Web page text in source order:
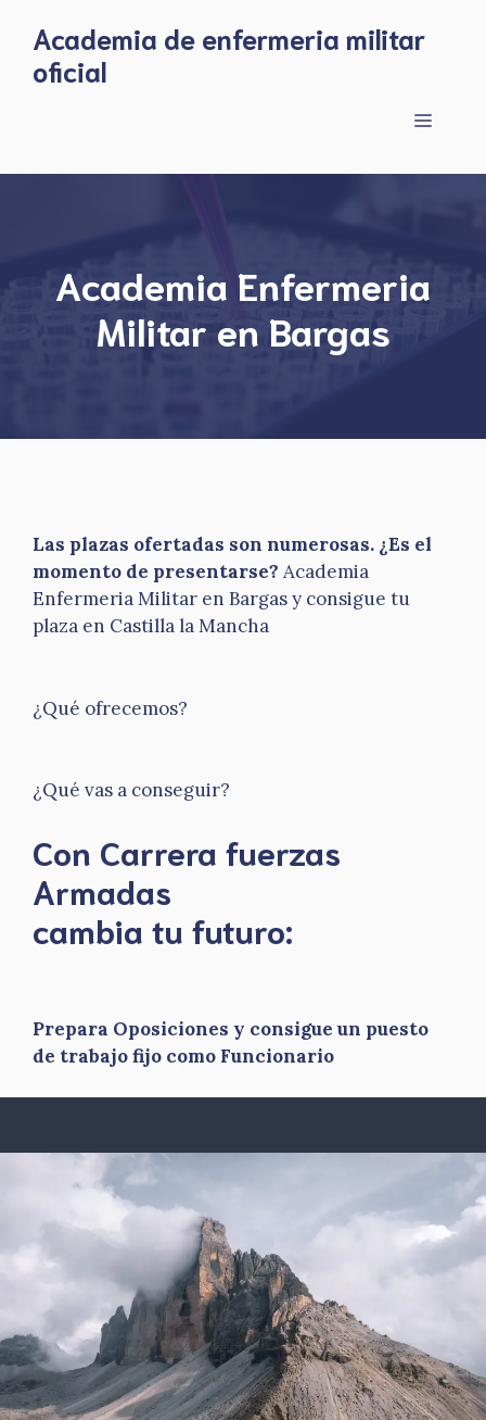
content
Academia de enfermeria militar
oficial
Menu
Academia Enfermeria
Militar en Bargas
Las plazas ofertadas son numerosas. ¿Es el
momento de presentarse? Academia
Enfermeria Militar en Bargas y consigue tu
plaza en Castilla la Mancha
¿Qué ofrecemos?
¿Qué vas a conseguir?
Con Carrera fuerzas
Armadas
​cambia tu futuro:
Prepara Oposiciones y consigue un puesto
de trabajo fijo como Funcionario